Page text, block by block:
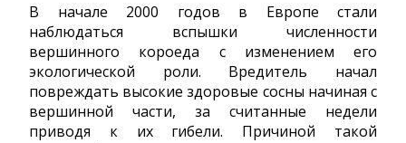
В начале 2000 годов в Европе стали
наблюдаться вспышки численности
вершинного короеда с изменением его
экологической роли. Вредитель начал
повреждать высокие здоровые сосны начиная с
вершинной части, за считанные недели
приводя к их гибели. Причиной такой